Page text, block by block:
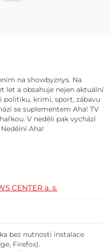
na showbyznys. Na
let a obsahuje nejen aktuální
politiku, krimi, sport, zábavu
se suplementem Aha! TV
V neděli pak vychází
Aha!
CENTER a. s.
bez nutnosti instalace
Firefox).